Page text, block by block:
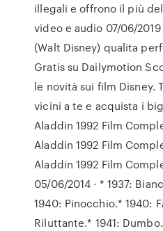
illegali e offrono il più
video e audio 07/06/
(Walt Disney) qualita
Gratis su Dailymotion
le novità sui film Disney.
vicini a te e acquista i
Aladdin 1992 Film
Aladdin 1992 Film
Aladdin 1992 Film
05/06/2014 · * 1937:
1940: Pinocchio.* 1940:
Riluttante.* 1941: